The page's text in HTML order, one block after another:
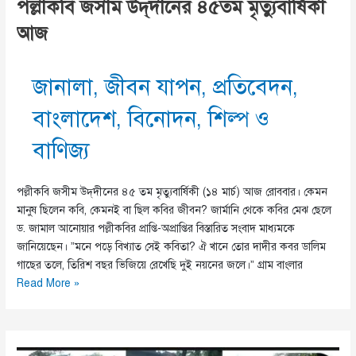
পল্লীকবি জসীম উদ্‌দীনের ৪৫তম মৃত্যুবার্ষিকী
আজ
জানালা,জীবন যাপন,প্রতিবেদন,
বাংলাদেশ,বিনোদন,শিল্প ও
বাণিজ্য
পল্লীকবি জসীম উদ্‌দীনের ৪৫ তম মৃত্যুবার্ষিকী (১৪ মার্চ) আজ রোববার। কেমন
মানুষ ছিলেন কবি, কেমনই বা ছিল কবির জীবন? জার্মানি থেকে কবির মেঝ ছেলে
ড. জামাল আনোয়ার পল্লীকবির প্রাপ্তি-অপ্রাপ্তির বিস্তারিত সংবাদ মাধ্যমকে
জানিয়েছেন। ”মনে পড়ে বিখ্যাত সেই কবিতা? ঐ খানে তোর দাদীর কবর ডালিম
গাছের তলে, তিরিশ বছর ভিজিয়ে রেখেছি দুই নয়নের জলে।‌” গ্রাম বাংলার
পল্লীকবি
Read More »